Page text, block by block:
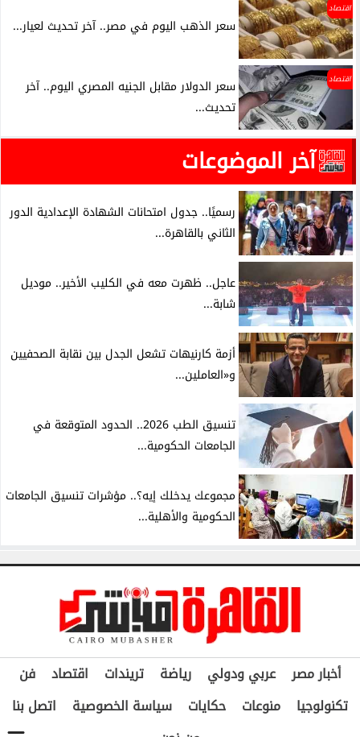
اقتصاد
سعر الذهب اليوم في مصر.. آخر تحديث لعيار...
اقتصاد
سعر الدولار مقابل الجنيه المصري اليوم.. آخر
تحديث...
آخر الموضوعات
رسميًا.. جدول امتحانات الشهادة الإعدادية الدور
الثاني بالقاهرة...
عاجل.. ظهرت معه في الكليب الأخير.. موديل
شابة...
أزمة كارنيهات تشعل الجدل بين نقابة الصحفيين
و«العاملين...
تنسيق الطب 2026.. الحدود المتوقعة في
الجامعات الحكومية...
مجموعك يدخلك إيه؟.. مؤشرات تنسيق الجامعات
الحكومية والأهلية...
أخبار مصر عربي ودولي رياضة تريندات اقتصاد
فن
تكنولوجيا
منوعات حكايات سياسة الخصوصية
اتصل بنا